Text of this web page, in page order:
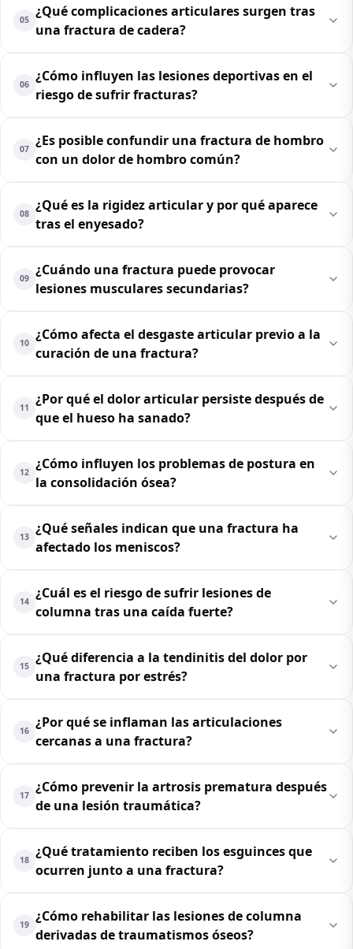
05
¿Qué complicaciones articulares surgen tras
una fractura de cadera?
06
¿Cómo influyen las lesiones deportivas en el
riesgo de sufrir fracturas?
07
¿Es posible confundir una fractura de hombro
con un dolor de hombro común?
08
¿Qué es la rigidez articular y por qué aparece
tras el enyesado?
09
¿Cuándo una fractura puede provocar
lesiones musculares secundarias?
10
¿Cómo afecta el desgaste articular previo a la
curación de una fractura?
11
¿Por qué el dolor articular persiste después de
que el hueso ha sanado?
12
¿Cómo influyen los problemas de postura en
la consolidación ósea?
13
¿Qué señales indican que una fractura ha
afectado los meniscos?
14
¿Cuál es el riesgo de sufrir lesiones de
columna tras una caída fuerte?
15
¿Qué diferencia a la tendinitis del dolor por
una fractura por estrés?
16
¿Por qué se inflaman las articulaciones
cercanas a una fractura?
17
¿Cómo prevenir la artrosis prematura después
de una lesión traumática?
18
¿Qué tratamiento reciben los esguinces que
ocurren junto a una fractura?
19
¿Cómo rehabilitar las lesiones de columna
derivadas de traumatismos óseos?